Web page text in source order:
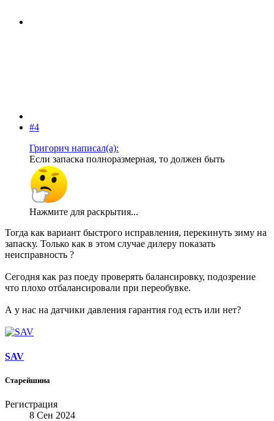
#4
Григорич написал(а):
Если запаска полноразмерная, то должен быть
Нажмите для раскрытия...
Тогда как вариант быстрого исправления, перекинуть зиму на
запаску. Только как в этом случае дилеру показать
неисправность ?
Сегодня как раз поеду проверять балансировку, подозрение
что плохо отбалансировали при переобувке.
А у нас на датчики давления гарантия год есть или нет?
SAV
Старейшина
Регистрация
8 Сен 2024